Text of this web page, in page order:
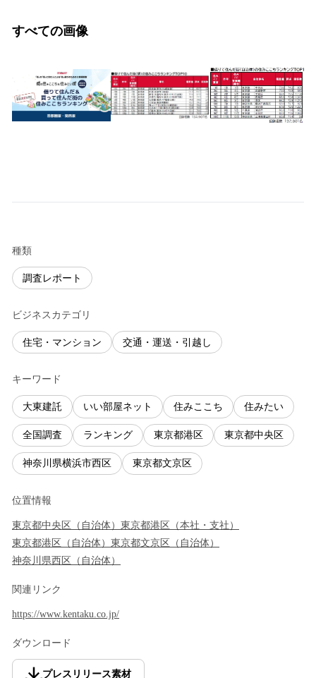
すべての画像
種類
調査レポート
ビジネスカテゴリ
住宅・マンション 交通・運送・引越し
キーワード
大東建託 いい部屋ネット 住みここち 住みたい
全国調査 ランキング 東京都港区 東京都中央区
神奈川県横浜市西区 東京都文京区
位置情報
東京都中央区 （ 自治体） 東京都港区 （本社・支社 ）
東京都港区 （ 自治体） 東京都文京区 （ 自治体）
神奈川県西区 （ 自治体）
関連リンク
https://www.kentaku.co.jp/
ダウンロード
プレスリリース素材